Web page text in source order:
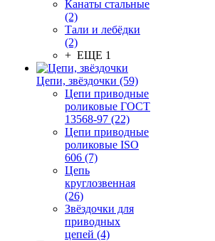
Канаты стальные
(2)
Тали и лебёдки
(2)
+ ЕЩЕ 1
Цепи, звёздочки (59)
Цепи приводные
роликовые ГОСТ
13568-97 (22)
Цепи приводные
роликовые ISO
606 (7)
Цепь
круглозвенная
(26)
Звёздочки для
приводных
цепей (4)